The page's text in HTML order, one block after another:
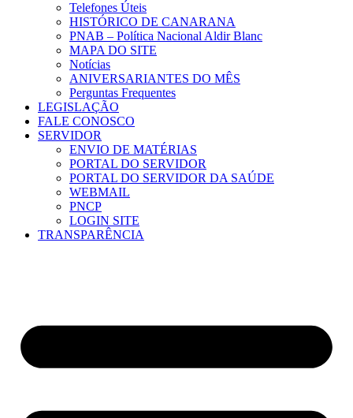
Telefones Úteis
HISTÓRICO DE CANARANA
PNAB – Política Nacional Aldir Blanc
MAPA DO SITE
Notícias
ANIVERSARIANTES DO MÊS
Perguntas Frequentes
LEGISLAÇÃO
FALE CONOSCO
SERVIDOR
ENVIO DE MATÉRIAS
PORTAL DO SERVIDOR
PORTAL DO SERVIDOR DA SAÚDE
WEBMAIL
PNCP
LOGIN SITE
TRANSPARÊNCIA